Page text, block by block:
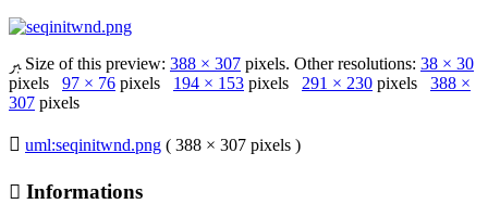
Size of this preview: 388 × 307 pixels. Other resolutions: 38 × 30
pixels 97 × 76 pixels 194 × 153 pixels 291 × 230 pixels 388 ×
307 pixels
uml:seqinitwnd.png ( 388 × 307 pixels )
Informations